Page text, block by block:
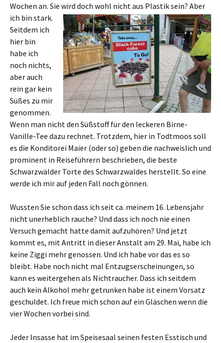
Wochen an. Sie wird doch wohl nichtaus Plastik sein? Aber
ich bin stark.
Seitdem ich
hier bin
habe ich
noch nichts,
aber auch
rein gar kein
Süßes zu mir
genommen.
Wenn man nicht den Süßstoff für den leckeren Birne-
Vanille-Tee dazu rechnet. Trotzdem, hier in Todtmoos soll
es die Konditorei Maier (oder so) geben die nachweislich und
prominent in Reiseführern beschrieben, die beste
Schwarzwälder Torte des Schwarzwaldes herstellt. So eine
werde ich mir auf jeden Fall noch gönnen.
Wussten Sie schon dass ich seit ca. meinem 16. Lebensjahr
nicht unerheblich rauche? Und dass ich noch nie einen
Versuch gemacht hatte damit aufzuhören? Und jetzt
kommt es, mit Antritt in dieser Anstalt am 29. Mai, habe ich
keine Ziggi mehr genossen. Und ich habe vor das es so
bleibt. Habe noch nicht mal Entzugserscheinungen, so
kann es weitergehen als Nichtraucher. Dass ich seitdem
auch kein Alkohol mehr getrunken habe ist einem Vorsatz
geschuldet. Ich freue mich schon auf ein Gläschen wenn die
vier Wochen vorbei sind.
Jeder Insasse hat im Speisesaal seinen festen Esstisch und